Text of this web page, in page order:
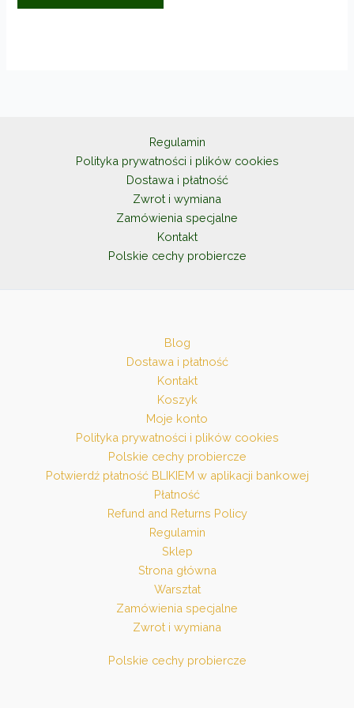
Regulamin
Polityka prywatności i plików cookies
Dostawa i płatność
Zwrot i wymiana
Zamówienia specjalne
Kontakt
Polskie cechy probiercze
Blog
Dostawa i płatność
Kontakt
Koszyk
Moje konto
Polityka prywatności i plików cookies
Polskie cechy probiercze
Potwierdź płatność BLIKIEM w aplikacji bankowej
Płatność
Refund and Returns Policy
Regulamin
Sklep
Strona główna
Warsztat
Zamówienia specjalne
Zwrot i wymiana
Polskie cechy probiercze